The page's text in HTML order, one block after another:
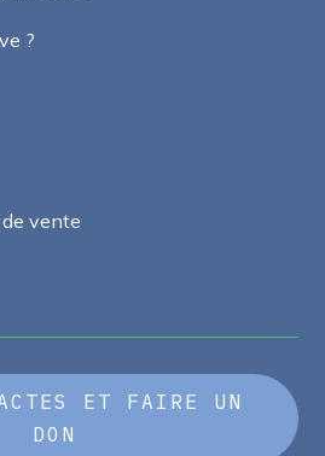
?
vente
ET FAIRE UN
DON